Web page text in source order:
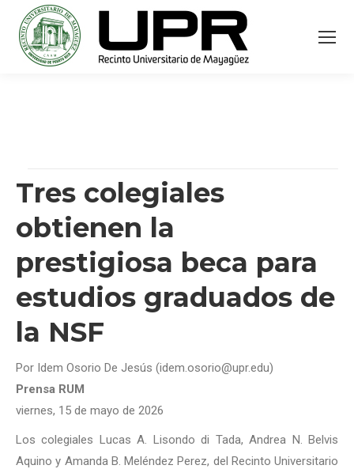
Tres colegiales
obtienen la
prestigiosa beca para
estudios graduados de
la NSF
Por Idem Osorio De Jesús (idem.osorio@upr.edu)
Prensa RUM
viernes, 15 de mayo de 2026
Los colegiales Lucas A. Lisondo di Tada, Andrea N. Belvis
Aquino y Amanda B. Meléndez Perez, del Recinto Universitario